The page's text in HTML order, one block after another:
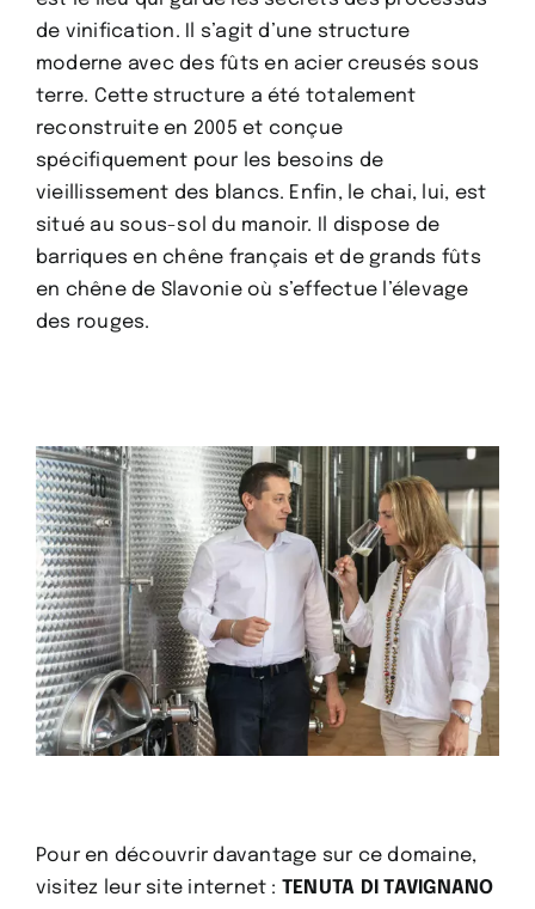
de vinification. Il s’agit d’une structure
moderne avec des fûts en acier creusés sous
terre. Cette structure a été totalement
reconstruite en 2005 et conçue
spécifiquement pour les besoins de
vieillissement des blancs. Enfin, le chai, lui, est
situé au sous-sol du manoir. Il dispose de
barriques en chêne français et de grands fûts
en chêne de Slavonie où s’effectue l’élevage
des rouges.
Pour en découvrir davantage sur ce domaine,
visitez leur site internet : TENUTA DI TAVIGNANO